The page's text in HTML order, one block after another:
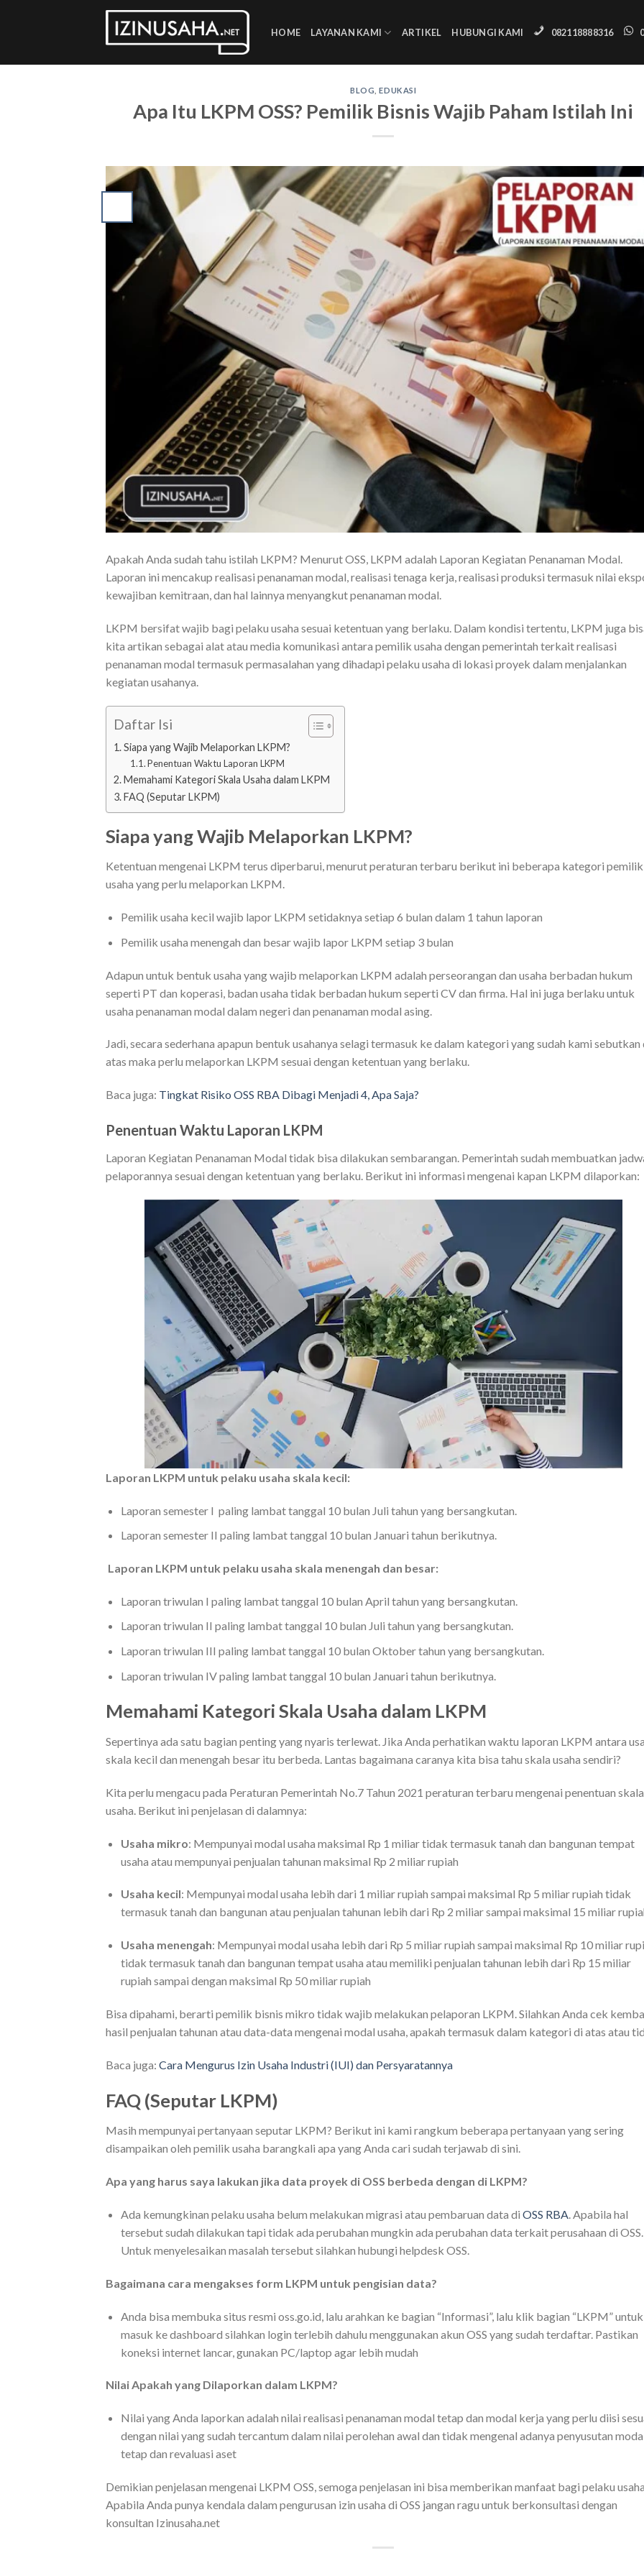
HOME LAYANAN KAMI ARTIKEL HUBUNGI KAMI 082118888316
BLOG ,EDUKASI
Apa Itu LKPM OSS? Pemilik Bisnis Wajib Paham Istilah Ini
Apakah Anda sudah tahu istilah LKPM? Menurut OSS, LKPM adalah Laporan Kegiatan Penanaman Modal.
Laporan ini mencakup realisasi penanaman modal, realisasi tenaga kerja, realisasi produksi termasuk nilai
kewajiban kemitraan, dan hal lainnya menyangkut penanaman modal.
LKPM bersifat wajib bagi pelaku usaha sesuai ketentuan yang berlaku. Dalam kondisi tertentu, LKPM juga
kita artikan sebagai alat atau media komunikasi antara pemilik usaha dengan pemerintah terkait realisasi
penanaman modal termasuk permasalahan yang dihadapi pelaku usaha di lokasi proyek dalam menjalankan
kegiatan usahanya.
Daftar Isi
Siapa yang Wajib Melaporkan LKPM?
Penentuan Waktu Laporan LKPM
Memahami Kategori Skala Usaha dalam LKPM
FAQ (Seputar LKPM)
Siapa yang Wajib Melaporkan LKPM?
Ketentuan mengenai LKPM terus diperbarui, menurut peraturan terbaru berikut ini beberapa kategori pemilik
usaha yang perlu melaporkan LKPM.
Pemilik usaha kecil wajib lapor LKPM setidaknya setiap 6 bulan dalam 1 tahun laporan
Pemilik usaha menengah dan besar wajib lapor LKPM setiap 3 bulan
Adapun untuk bentuk usaha yang wajib melaporkan LKPM adalah perseorangan dan usaha berbadan hukum
seperti PT dan koperasi, badan usaha tidak berbadan hukum seperti CV dan firma. Hal ini juga berlaku untuk
usaha penanaman modal dalam negeri dan penanaman modal asing.
Jadi, secara sederhana apapun bentuk usahanya selagi termasuk ke dalam kategori yang sudah kami sebutkan
atas maka perlu melaporkan LKPM sesuai dengan ketentuan yang berlaku.
Baca juga: Tingkat Risiko OSS RBA Dibagi Menjadi 4, Apa Saja?
Penentuan Waktu Laporan LKPM
Laporan Kegiatan Penanaman Modal tidak bisa dilakukan sembarangan. Pemerintah sudah membuatkan
pelaporannya sesuai dengan ketentuan yang berlaku. Berikut ini informasi mengenai kapan LKPM dilaporkan:
Laporan LKPM untuk pelaku usaha skala kecil:
Laporan semester I paling lambat tanggal 10 bulan Juli tahun yang bersangkutan.
Laporan semester II paling lambat tanggal 10 bulan Januari tahun berikutnya.
Laporan LKPM untuk pelaku usaha skala menengah dan besar:
Laporan triwulan I paling lambat tanggal 10 bulan April tahun yang bersangkutan.
Laporan triwulan II paling lambat tanggal 10 bulan Juli tahun yang bersangkutan.
Laporan triwulan III paling lambat tanggal 10 bulan Oktober tahun yang bersangkutan.
Laporan triwulan IV paling lambat tanggal 10 bulan Januari tahun berikutnya.
Memahami Kategori Skala Usaha dalam LKPM
Sepertinya ada satu bagian penting yang nyaris terlewat. Jika Anda perhatikan waktu laporan LKPM antara
skala kecil dan menengah besar itu berbeda. Lantas bagaimana caranya kita bisa tahu skala usaha sendiri?
Kita perlu mengacu pada Peraturan Pemerintah No.7 Tahun 2021 peraturan terbaru mengenai penentuan skala
usaha. Berikut ini penjelasan di dalamnya:
Usaha mikro: Mempunyai modal usaha maksimal Rp 1 miliar tidak termasuk tanah dan bangunan tempat
usaha atau mempunyai penjualan tahunan maksimal Rp 2 miliar rupiah
Usaha kecil: Mempunyai modal usaha lebih dari 1 miliar rupiah sampai maksimal Rp 5 miliar rupiah tidak
termasuk tanah dan bangunan atau penjualan tahunan lebih dari Rp 2 miliar sampai maksimal 15 miliar
Usaha menengah: Mempunyai modal usaha lebih dari Rp 5 miliar rupiah sampai maksimal Rp 10 miliar
tidak termasuk tanah dan bangunan tempat usaha atau memiliki penjualan tahunan lebih dari Rp 15 miliar
rupiah sampai dengan maksimal Rp 50 miliar rupiah
Bisa dipahami, berarti pemilik bisnis mikro tidak wajib melakukan pelaporan LKPM. Silahkan Anda cek
hasil penjualan tahunan atau data-data mengenai modal usaha, apakah termasuk dalam kategori di atas atau
Baca juga: Cara Mengurus Izin Usaha Industri (IUI) dan Persyaratannya
FAQ (Seputar LKPM)
Masih mempunyai pertanyaan seputar LKPM? Berikut ini kami rangkum beberapa pertanyaan yang sering
disampaikan oleh pemilik usaha barangkali apa yang Anda cari sudah terjawab di sini.
Apa yang harus saya lakukan jika data proyek di OSS berbeda dengan di LKPM?
Ada kemungkinan pelaku usaha belum melakukan migrasi atau pembaruan data di OSS RBA. Apabila hal
tersebut sudah dilakukan tapi tidak ada perubahan mungkin ada perubahan data terkait perusahaan di OSS.
Untuk menyelesaikan masalah tersebut silahkan hubungi helpdesk OSS.
Bagaimana cara mengakses form LKPM untuk pengisian data?
Anda bisa membuka situs resmi oss.go.id, lalu arahkan ke bagian “Informasi”, lalu klik bagian “LKPM” untuk
masuk ke dashboard silahkan login terlebih dahulu menggunakan akun OSS yang sudah terdaftar. Pastikan
koneksi internet lancar, gunakan PC/laptop agar lebih mudah
Nilai Apakah yang Dilaporkan dalam LKPM?
Nilai yang Anda laporkan adalah nilai realisasi penanaman modal tetap dan modal kerja yang perlu diisi
dengan nilai yang sudah tercantum dalam nilai perolehan awal dan tidak mengenal adanya penyusutan
tetap dan revaluasi aset
Demikian penjelasan mengenai LKPM OSS, semoga penjelasan ini bisa memberikan manfaat bagi pelaku
Apabila Anda punya kendala dalam pengurusan izin usaha di OSS jangan ragu untuk berkonsultasi dengan
konsultan Izinusaha.net